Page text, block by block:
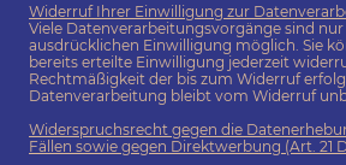
Widerruf Ihrer Einwilligung zur
Viele Datenverarbeitungsvorgänge sind
ausdrücklichen Einwilligung möglich. Sie
bereits erteilte Einwilligung jederzeit
Rechtmäßigkeit der bis zum Widerruf
Datenverarbeitung bleibt vom Widerruf
Widerspruchsrecht gegen die
Fällen sowie gegen Direktwerbung (Art. 21